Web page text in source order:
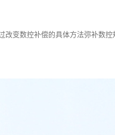
变数控补偿的具体方法弥补数控